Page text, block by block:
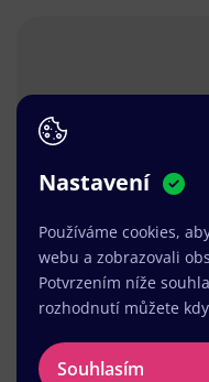
Nastavení
Používáme cookies,
webu a zobrazovali
Potvrzením níže
rozhodnutí můžete
Souhlasím